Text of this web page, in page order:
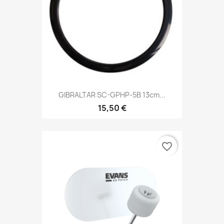
GIBRALTAR SC-GPHP-5B 13cm...
15,50 €
favorite_border